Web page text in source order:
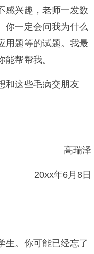
兴趣，老师一发数
你一定会问我为什么
用题等的试题。我最
帮帮我。
这些毛病交朋友
高瑞泽
20xx年6月8日
。你可能已经忘了